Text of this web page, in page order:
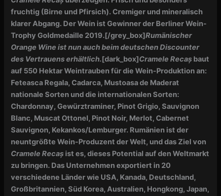
fruchtig (Birne und Pfirsich).Cremiger und mineralisch
klarer Abgang. DerWein ist Gewinner der Berliner Wein-
Trophy Goldmedaille 2019.[/grey_box]Rumänischer
Orange Wine ist nun auch beim deutschen Discounter
des Vertrauens erhältlich.[dark_box]Cramele Recaș baut
auf 550 Hektar Weintrauben für die Wein-Produktion an:
Feteasca Regala, Cadarca, Mustoasa de Maderat
nationale Sorten und die internationalen Sorten:
Chardonnay, Gewürztraminer, Pinot Grigio, Sauvignon
Blanc, Muscat Ottonel, Pinot Noir, Merlot, Cabernet
Sauvignon, Kekankos/Lemburger. Rumänien ist der
neuntgrößte Wein-Produzent der Welt, und das Ziel von
Cramele Recaș ist es, dieses Potential auf den Weltmarkt
zu bringen. Das Unternehmen exportiert in 20
verschiedene Länder wie USA, Kanada, Deutschland,
Großbritannien, Süd Korea, Australien, Hongkong, Japan,